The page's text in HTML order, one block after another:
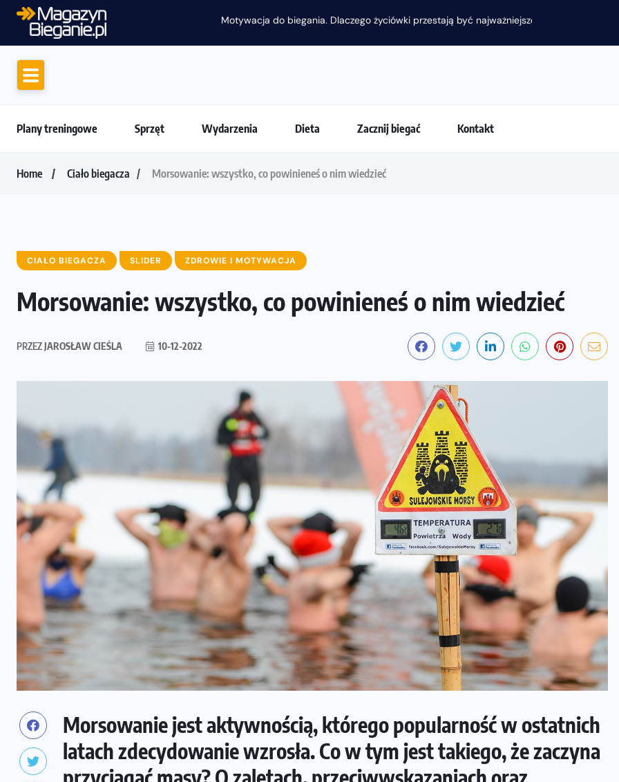
Motywacja do biegania. Dlaczego życiówki przestają być najważniejsze?
Plany treningowe Sprzęt Wydarzenia Dieta Zacznij biegać Kontakt
Home Ciało biegacza Morsowanie: wszystko, co powinieneś o nim wiedzieć
CIAŁO BIEGACZA SLIDER ZDROWIE I MOTYWACJA
Morsowanie: wszystko, co powinieneś o nim wiedzieć
PRZEZJAROSŁAW CIEŚLA 10-12-2022
Morsowanie jest aktywnością, którego popularność w ostatnich
latach zdecydowanie wzrosła. Co w tym jest takiego, że zaczyna